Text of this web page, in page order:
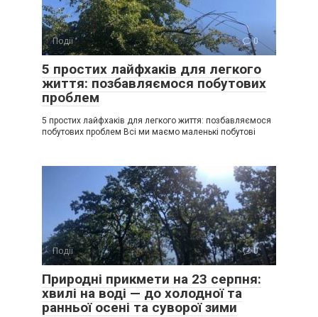
Події 0
5 простих лайфхаків для легкого
життя: позбавляємося побутових
проблем
5 простих лайфхаків для легкого життя: позбавляємося
побутових проблем Всі ми маємо маленькі побутові
Події 0
Природні прикмети на 23 серпня:
хвилі на воді — до холодної та
ранньої осені та суворої зими